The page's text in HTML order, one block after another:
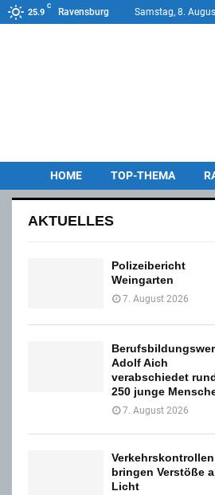
25.9
C
Ravensburg Samstag, 8.
HOME TOP-THEMA
AKTUELLES
Polizeibericht
Weingarten
7. August 2026
Adolf Aich
verabschiedet
250 junge
7. August 2026
Verkehrskontrollen
bringen Verstöße
Licht